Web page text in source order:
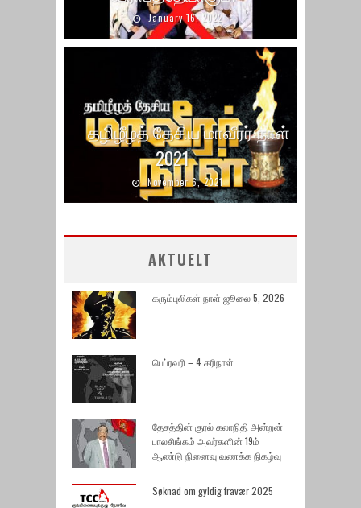
January 16, 2022
தழிழீழத் தேசிய மாவீரர் நாள்
2021
November 6, 2021
AKTUELT
கரும்புலிகள் நாள் ஜூலை 5, 2026
பெப்ரவரி – 4 கரிநாள்
தேசத்தின் குரல் கலாநிதி அன்றன்
பாலசிங்கம் அவர்களின் 19ம்
ஆண்டு நினைவு வணக்க நிகழ்வு
Søknad om gyldig fravær 2025